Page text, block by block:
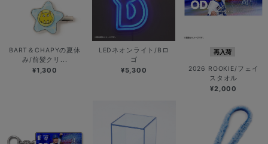
BART＆CHAPYの夏休
み/前髪クリ...
¥1,300
LEDネオンライト/Bロ
ゴ
¥5,300
再入荷
2026 ROOKIE/フェイ
スタオル
¥2,000